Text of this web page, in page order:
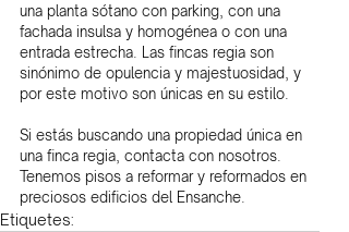
una planta sótano con parking, con una
fachada insulsa y homogénea o con una
entrada estrecha. Las fincas regia son
sinónimo de opulencia y majestuosidad, y
por este motivo son únicas en su estilo.
Si estás buscando una propiedad única en
una finca regia, contacta con nosotros.
Tenemos pisos a reformar y reformados en
preciosos edificios del Ensanche.
Etiquetes: